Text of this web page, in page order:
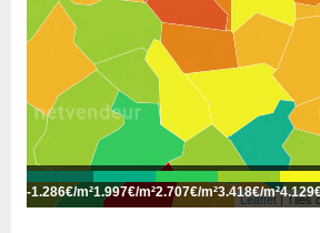
Leaflet| Tiles
-1.286€/m²1.997€/m²2.707€/m²3.418€/m²